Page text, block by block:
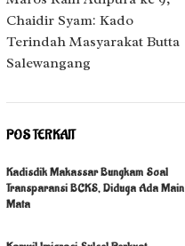
Chaidir Syam: Kado
Terindah Masyarakat Butta
Salewangang
POS TERKAIT
Kadisdik Makassar Bungkam Soal
Transparansi BCKS, Diduga Ada Main
Mata